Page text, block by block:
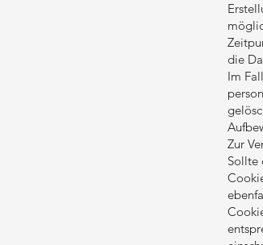
die
Im
Zur
Sollte